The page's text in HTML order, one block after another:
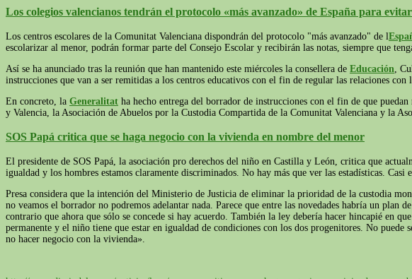
Los colegios valencianos tendrán el protocolo «más avanzado» de España para
Los centros escolares de la Comunitat Valenciana dispondrán del protocolo "más avanzado" de l
escolarizar al menor, podrán formar parte del Consejo Escolar y recibirán las notas, siempre que
Así se ha anunciado tras la reunión que han mantenido este miércoles la consellera de Educación ,
instrucciones que van a ser remitidas a los centros educativos con el fin de regular las relaciones con
En concreto, la Generalitat ha hecho entrega del borrador de instrucciones con el fin de que
y Valencia, la Asociación de Abuelos por la Custodia Compartida de la Comunitat Valenciana y la
SOS Papá critica que se haga negocio con la vivienda en nombre del menor
El presidente de SOS Papá, la asociación pro derechos del niño en Castilla y León, critica que
igualdad y los hombres estamos claramente discriminados. No hay más que ver las estadísticas. Casi
Presa considera que la intención del Ministerio de Justicia de eliminar la prioridad de la custodia
no veamos el borrador no podremos adelantar nada. Parece que entre las novedades habría un
contrario que ahora que sólo se concede si hay acuerdo. También la ley debería hacer hincapié en
permanente y el niño tiene que estar en igualdad de condiciones con los dos progenitores. No
no hacer negocio con la vivienda».